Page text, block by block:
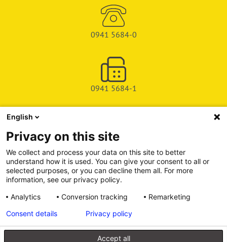
0941 5684-0
0941 5684-1
SHOP
SERVICE & SUPPORT
DEICHMAN-FUCHS VERLAG
Alle Preise inkl. gesetzl. Mehrwertsteuer zzgl. Versandkosten, wenn
nicht anders angegeben.
English
Privacy on this site
We collect and process your data on this site to better
understand how it is used. You can give your consent to all or
selected purposes, or you can decline them all. For more
information, see our privacy policy.
Analytics
Conversion tracking Remarketing
Accept all
Consent details Privacy policy